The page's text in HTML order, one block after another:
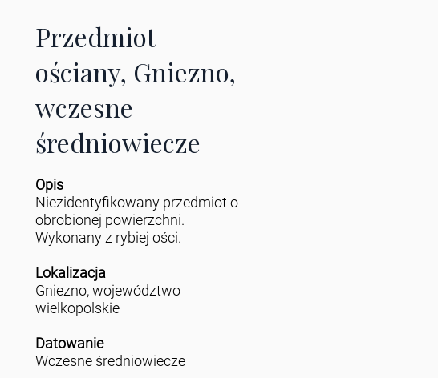
Przedmiot
ościany, Gniezno,
wczesne
średniowiecze
Opis
Niezidentyfikowany przedmiot o
obrobionej powierzchni.
Wykonany z rybiej ości.
Lokalizacja
Gniezno, województwo
wielkopolskie
Datowanie
Wczesne średniowiecze